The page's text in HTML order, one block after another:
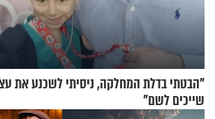
"הבטתי בדלת המחלקה, ניסיתי לשכנע את
שייכים לשם"